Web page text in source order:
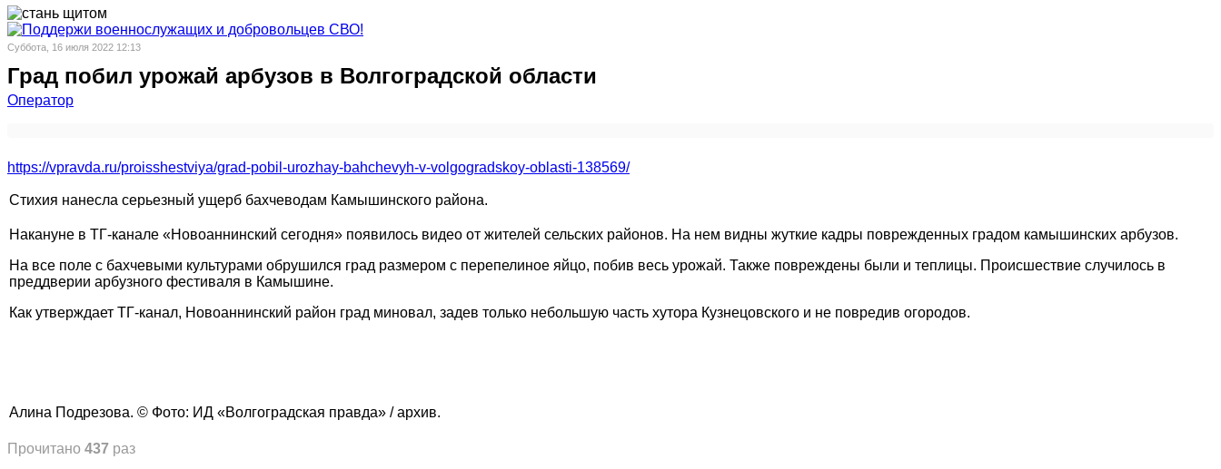
Суббота, 16 июля 2022 12:13
Град побил урожай арбузов в Волгоградской области
Оператор
https://vpravda.ru/proisshestviya/grad-pobil-urozhay-bahchevyh-v-volgogradskoy-oblasti-138569/
Стихия нанесла серьезный ущерб бахчеводам Камышинского района.
Накануне в ТГ-канале «Новоаннинский сегодня» появилось видео от жителей сельских районов. На нем видны жуткие кадры поврежденных градом камышинских арбузов.
На все поле с бахчевыми культурами обрушился град размером с перепелиное яйцо, побив весь урожай. Также повреждены были и теплицы. Происшествие случилось в
преддверии арбузного фестиваля в Камышине.
Как утверждает ТГ-канал, Новоаннинский район град миновал, задев только небольшую часть хутора Кузнецовского и не повредив огородов.
Алина Подрезова. © Фото: ИД «Волгоградская правда» / архив.
Прочитано 437 раз